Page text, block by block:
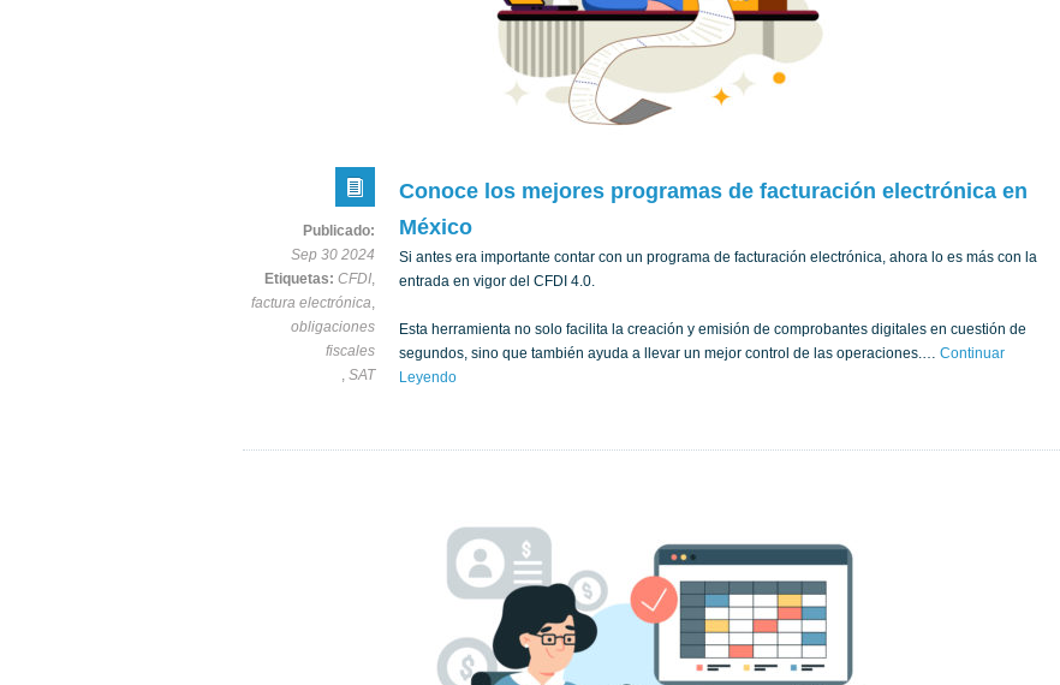
Conoce los mejores programas de facturación electrónica en
México
Si antes era importante contar con un programa de facturación electrónica, ahora lo es más con la
entrada en vigor del CFDI 4.0.
Esta herramienta no solo facilita la creación y emisión de comprobantes digitales en cuestión de
segundos, sino que también ayuda a llevar un mejor control de las operaciones.… Continuar
Leyendo
Publicado:
Sep 30 2024
Etiquetas: CFDI,
factura electrónica,
obligaciones
fiscales
, SAT